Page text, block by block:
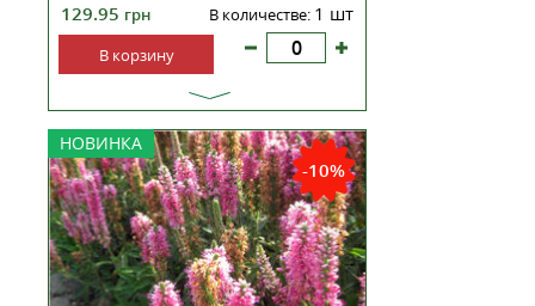
129.95 грн В количестве: 1 шт
В корзину
НОВИНКА
-10%
Вероника колосковая Хайдекинд
— водопады цветов на вашем
участке! Имеет низкий рост. Но
это обстоятельство только
усиливает ее декоративные
качества. Культура долго и буйно
цветет синими «свечками» на
фоне структ...